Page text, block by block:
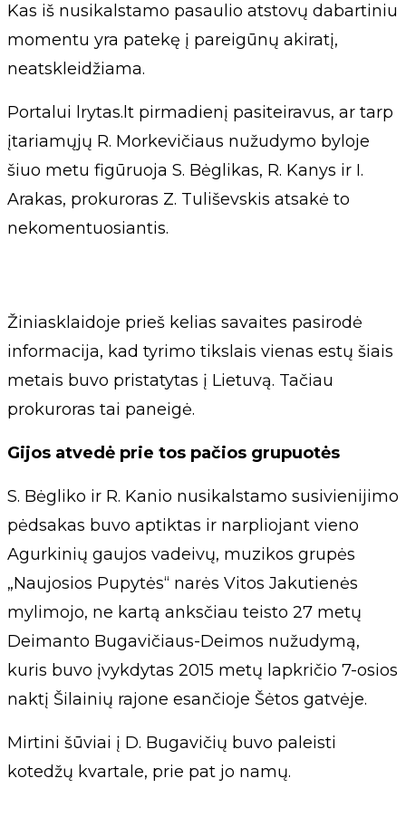
Kas iš nusikalstamo pasaulio atstovų dabartiniu
momentu yra patekę į pareigūnų akiratį,
neatskleidžiama.
Portalui lrytas.lt pirmadienį pasiteiravus, ar tarp
įtariamųjų R. Morkevičiaus nužudymo byloje
šiuo metu figūruoja S. Bėglikas, R. Kanys ir I.
Arakas, prokuroras Z. Tuliševskis atsakė to
nekomentuosiantis.
Žiniasklaidoje prieš kelias savaites pasirodė
informacija, kad tyrimo tikslais vienas estų šiais
metais buvo pristatytas į Lietuvą. Tačiau
prokuroras tai paneigė.
Gijos atvedė prie tos pačios grupuotės
S. Bėgliko ir R. Kanio nusikalstamo susivienijimo
pėdsakas buvo aptiktas ir narpliojant vieno
Agurkinių gaujos vadeivų, muzikos grupės
„Naujosios Pupytės“ narės Vitos Jakutienės
mylimojo, ne kartą anksčiau teisto 27 metų
Deimanto Bugavičiaus-Deimos nužudymą,
kuris buvo įvykdytas 2015 metų lapkričio 7-osios
naktį Šilainių rajone esančioje Šėtos gatvėje.
Mirtini šūviai į D. Bugavičių buvo paleisti
kotedžų kvartale, prie pat jo namų.